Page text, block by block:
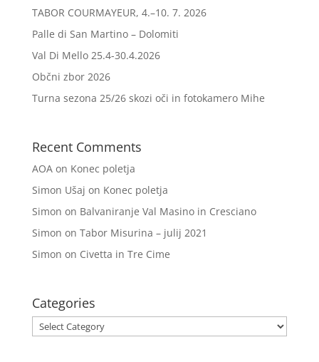
TABOR COURMAYEUR, 4.–10. 7. 2026
Palle di San Martino – Dolomiti
Val Di Mello 25.4-30.4.2026
Občni zbor 2026
Turna sezona 25/26 skozi oči in fotokamero Mihe
Recent Comments
AOAon Konec poletja
Simon Ušaj on Konec poletja
Simon on Balvaniranje Val Masino in Cresciano
Simon on Tabor Misurina – julij 2021
Simon on Civetta in Tre Cime
Categories
Categories